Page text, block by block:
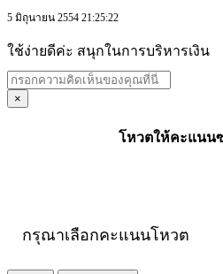
5 มิถุนายน 2554 21:25:22
ใช้ง่ายดีค่ะ สนุกในการบริหารเงิน
×
โหวตให้คะแนน
กรุณาเลือกคะแนนโหวต